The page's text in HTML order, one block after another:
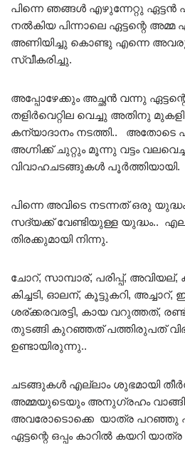
പിന്നെ ഞങ്ങൾ എഴുന്നേറ്റു ഏട്ടൻ
നൽകിയ പിന്നാലെ ഏട്ടന്റെ അമ്മ
അണിയിച്ചു കൊണ്ടു എന്നെ
സ്വീകരിച്ചു.
അപ്പോഴേക്കും അച്ഛൻ വന്നു
തളിർവെറ്റില വെച്ചു അതിനു
കന്യാദാനം നടത്തി.. അതോടെ
അഗ്നിക്ക് ചുറ്റും മൂന്നു വട്ടം
വിവാഹചടങ്ങുകൾ പൂർത്തിയായി.
പിന്നെ അവിടെ നടന്നത് ഒരു
സദ്യക്ക് വേണ്ടിയുള്ള യുദ്ധം..
തിരക്കുമായി നിന്നു.
ചോറ്, സാമ്പാര്, പരിപ്പ്, അവിയല്,
കിച്ചടി, ഓലന്, കൂട്ടുകറി, അച്ചാറ്,
ശര്ക്കരവരട്ടി, കായ വറുത്തത്,
തുടങ്ങി കുറഞ്ഞത് പത്തിരുപത്
ഉണ്ടായിരുന്നു..
ചടങ്ങുകൾ എല്ലാം ശുഭമായി
അമ്മയുടെയും അനുഗ്രഹം വാങ്ങി
അവരോടൊക്കെ യാത്ര പറഞ്ഞു
ഏട്ടന്റെ ഒപ്പം കാറിൽ കയറി യാത്ര